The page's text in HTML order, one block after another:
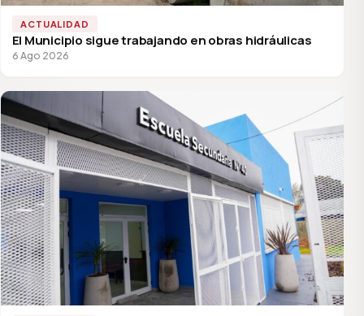
ACTUALIDAD
El Municipio sigue trabajando en obras hidráulicas
6 Ago 2026